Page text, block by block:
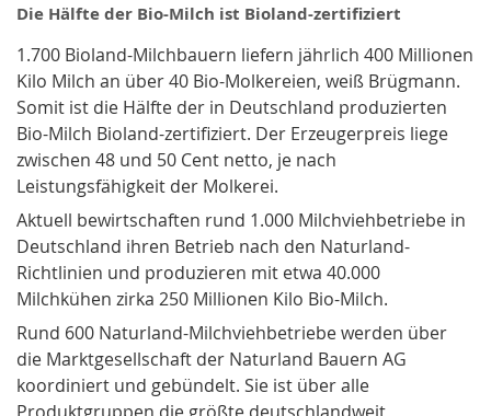
Die Hälfte der Bio-Milch ist Bioland-zertifiziert
1.700 Bioland-Milchbauern liefern jährlich 400 Millionen
Kilo Milch an über 40 Bio-Molkereien, weiß Brügmann.
Somit ist die Hälfte der in Deutschland produzierten
Bio-Milch Bioland-zertifiziert. Der Erzeugerpreis liege
zwischen 48 und 50 Cent netto, je nach
Leistungsfähigkeit der Molkerei.
Aktuell bewirtschaften rund 1.000 Milchviehbetriebe in
Deutschland ihren Betrieb nach den Naturland-
Richtlinien und produzieren mit etwa 40.000
Milchkühen zirka 250 Millionen Kilo Bio-Milch.
Rund 600 Naturland-Milchviehbetriebe werden über
die Marktgesellschaft der Naturland Bauern AG
koordiniert und gebündelt. Sie ist über alle
Produktgruppen die größte deutschlandweit